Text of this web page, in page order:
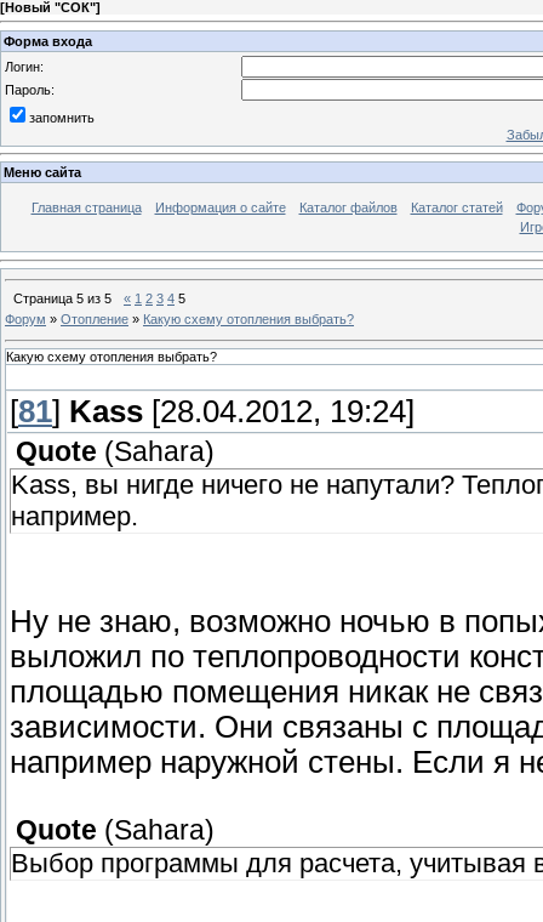
[Новый "СОК"]
Форма входа
Логин:
Пароль:
запомнить
Меню сайта
Главная страница Информация о сайте Каталог файлов Каталог статей
Страница 5 из 5 « 1 2 3 4 5
Форум » Отопление » Какую схему отопления выбрать?
Какую схему отопления выбрать?
[81] Kass [28.04.2012, 19:24]
Quote (Sahara)
Kass, вы нигде ничего не напутали?
например.
Ну не знаю, возможно ночью в
выложил по теплопроводности
площадью помещения никак не
зависимости. Они связаны с
например наружной стены. Если я
Quote (Sahara)
Выбор программы для расчета,